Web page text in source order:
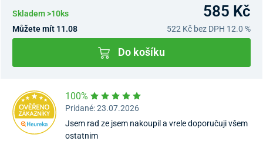
Skladem >10ks 585 Kč
Můžete mít 11.08 522 Kč bez DPH 12.0 %
Do košíku
100%
Pridané: 23.07.2026
Jsem rad ze jsem nakoupil a vrele doporučuji všem
ostatnim